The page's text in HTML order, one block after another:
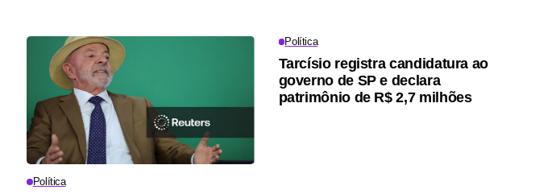
Política
Política
Tarcísio registra candidatura ao
governo de SP e declara
patrimônio de R$ 2,7 milhões